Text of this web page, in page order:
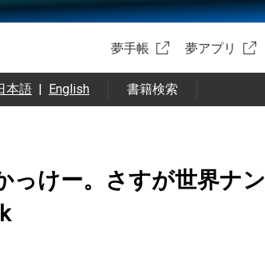
夢手帳 夢アプリ
本語 | English 書籍検索
っけー。さすが世界ナン